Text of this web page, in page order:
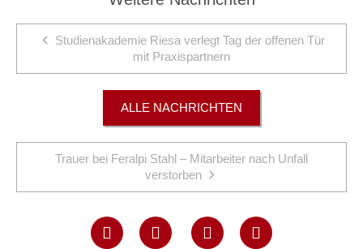
Studienakademie Riesa verlegt Tag der offenen Tür
mit Praxispartnern
ALLE NACHRICHTEN
Trauer bei Feralpi Stahl – Mitarbeiter nach Unfall
verstorben